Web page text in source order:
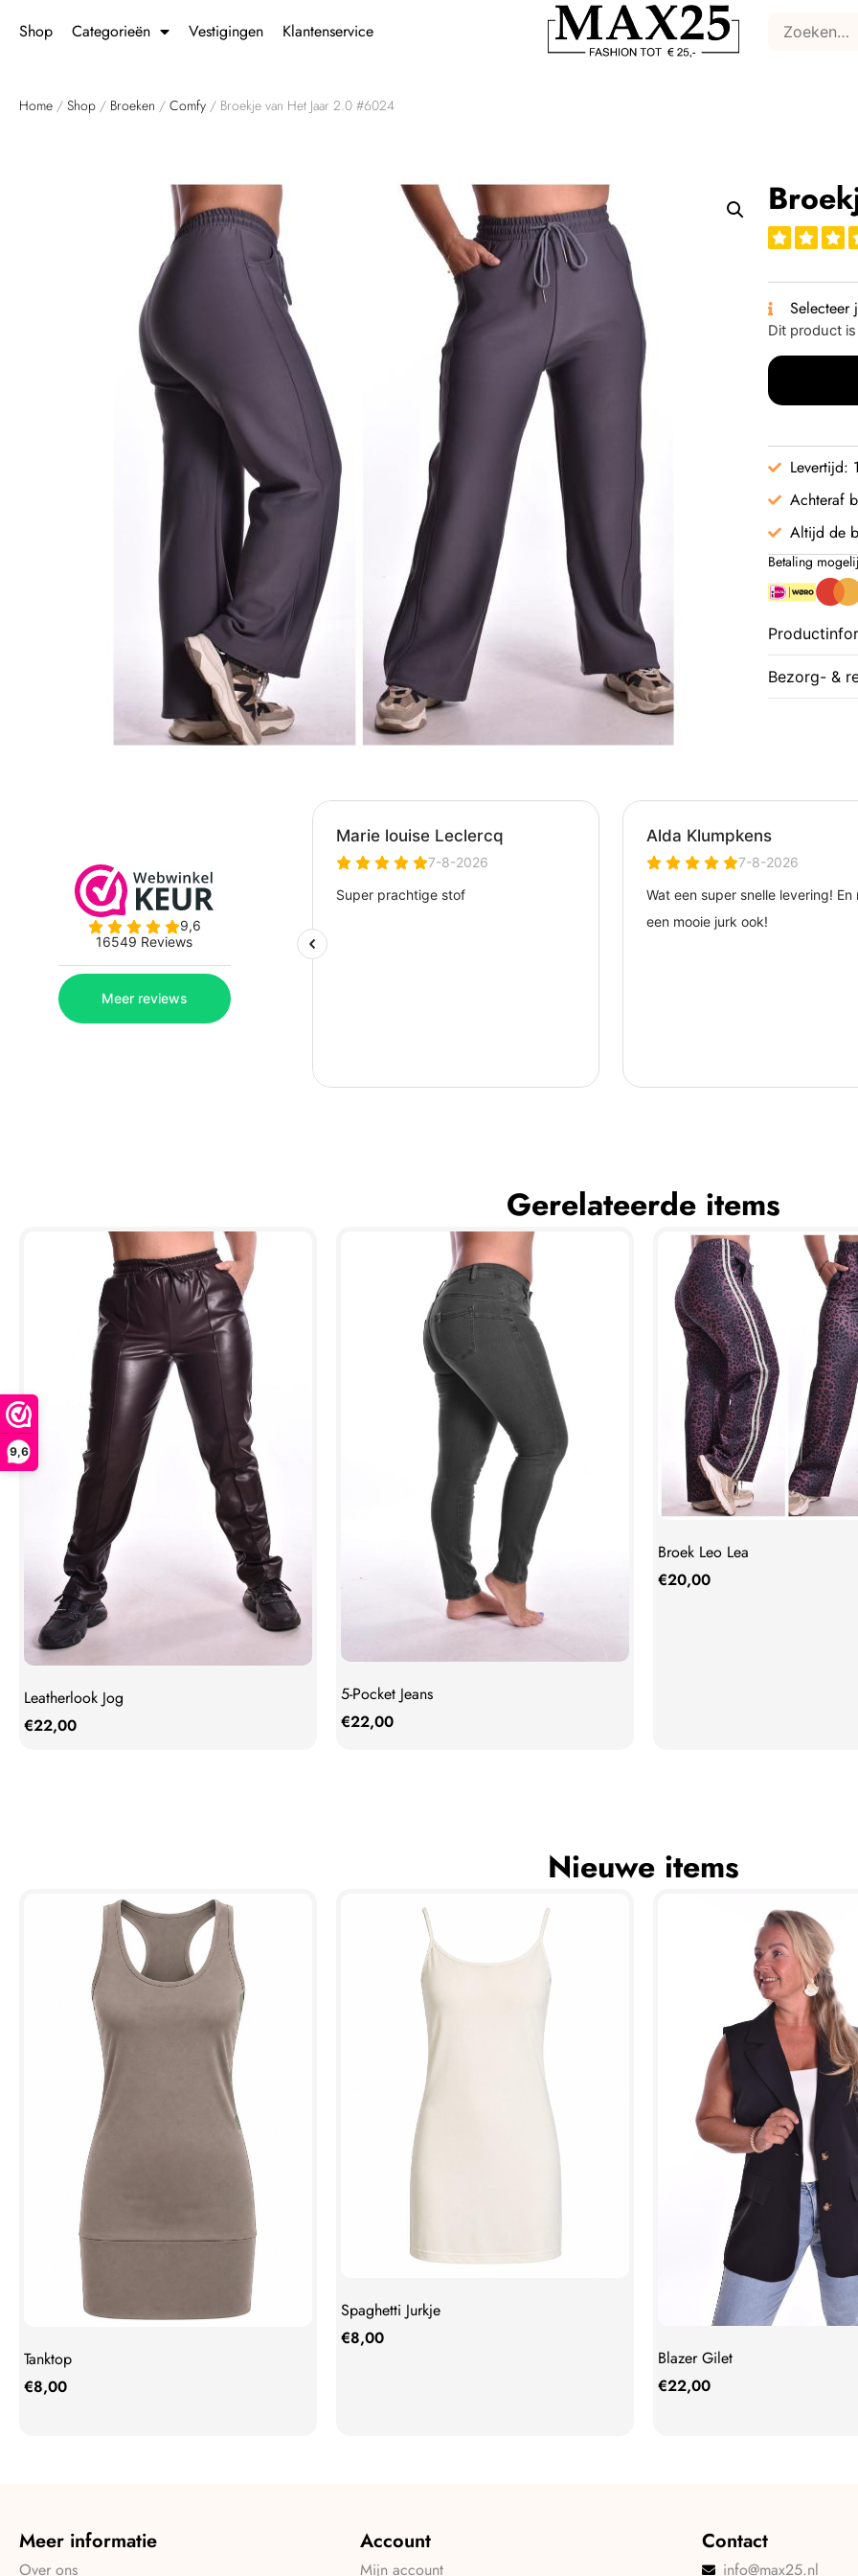
9,6
Shop Categorieën Vestigingen Klantenservice
Home / Shop / Broeken / Comfy / Broekje van Het Jaar 2.0 #6024
Selecteer
Dit product
Levertijd:
Achteraf
Altijd de
Betaling
Bezorg- &
Gerelateerde items
Leatherlook Jog
€22,00
5-Pocket Jeans
€22,00
Broek Leo Lea
€20,00
Nieuwe items
Tanktop
€8,00
Spaghetti Jurkje
€8,00
Blazer Gilet
€22,00
Meer informatie
Over ons
Account
Mijn account
Contact
info@max25.nl